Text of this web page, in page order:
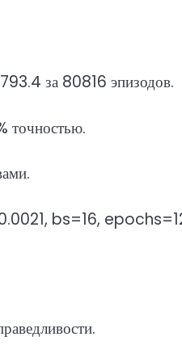
за 80816 эпизодов.
точностью.
bs=16,